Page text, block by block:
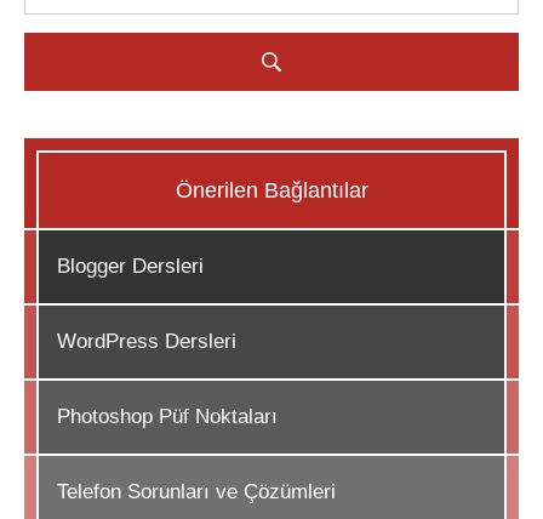
Önerilen Bağlantılar
Blogger Dersleri
WordPress Dersleri
Photoshop Püf Noktaları
Telefon Sorunları ve Çözümleri